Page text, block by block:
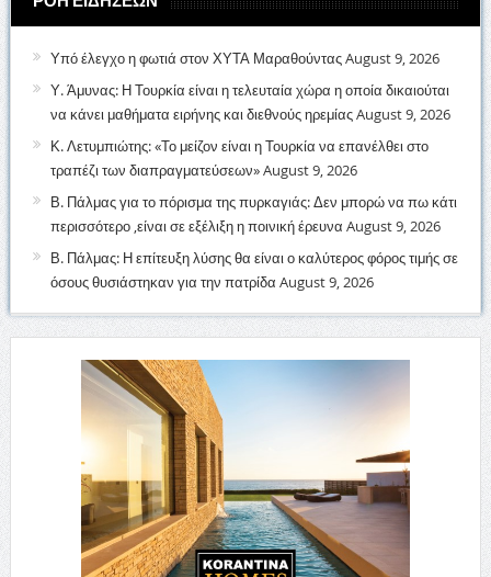
Υπό έλεγχο η φωτιά στον ΧΥΤΑ ΜαραθούνταςAugust 9, 2026
Υ. Άμυνας: Η Τουρκία είναι η τελευταία χώρα η οποία δικαιούται
να κάνει μαθήματα ειρήνης και διεθνούς ηρεμίαςAugust 9, 2026
Κ. Λετυμπιώτης: «Το μείζον είναι η Τουρκία να επανέλθει στο
τραπέζι των διαπραγματεύσεων»August 9, 2026
Β. Πάλμας για το πόρισμα της πυρκαγιάς: Δεν μπορώ να πω κάτι
περισσότερο ,είναι σε εξέλιξη η ποινική έρευνα August 9, 2026
Β. Πάλμας: Η επίτευξη λύσης θα είναι ο καλύτερος φόρος τιμής σε
όσους θυσιάστηκαν για την πατρίδα August 9, 2026